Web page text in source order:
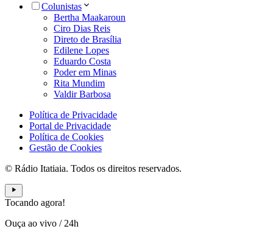
Colunistas
Bertha Maakaroun
Ciro Dias Reis
Direto de Brasília
Edilene Lopes
Eduardo Costa
Poder em Minas
Rita Mundim
Valdir Barbosa
Política de Privacidade
Portal de Privacidade
Política de Cookies
Gestão de Cookies
© Rádio Itatiaia. Todos os direitos reservados.
Tocando agora!
Ouça ao vivo / 24h